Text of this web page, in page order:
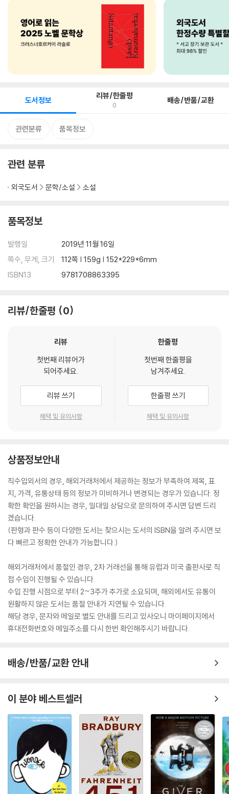
도서정보 리뷰/한줄평
0 배송/반품/교환
관련분류 품목정보
관련 분류
외국도서 문학/소설 소설
품목정보
발행일
2019년 11월 16일
쪽수, 무게, 크기
112쪽 | 159g | 152*229*6mm
ISBN13
9781708863395
리뷰/한줄평 0
리뷰
첫번째 리뷰어가
되어주세요.
리뷰 쓰기
혜택 및 유의사항
한줄평
첫번째 한줄평을
남겨주세요.
한줄평 쓰기
혜택 및 유의사항
상품정보안내
직수입외서의 경우, 해외거래처에서 제공하는 정보가 부족하여 제목, 표
지, 가격, 유통상태 등의 정보가 미비하거나 변경되는 경우가 있습니다. 정
확한 확인을 원하시는 경우, 일대일 상담으로 문의하여 주시면 답변 드리
겠습니다.
(판형과 판수 등이 다양한 도서는 찾으시는 도서의 ISBN을 알려 주시면 보
다 빠르고 정확한 안내가 가능합니다.)
해외거래처에서 품절인 경우, 2차 거래선을 통해 유럽과 미국 출판사로 직
접 수입이 진행될 수 있습니다.
수입 진행 시점으로 부터 2~3주가 추가로 소요되며, 해외에서도 유통이
원활하지 않은 도서는 품절 안내가 지연될 수 있습니다.
해당 경우, 문자와 메일로 별도 안내를 드리고 있사오니 마이페이지에서
휴대전화번호와 메일주소를 다시 한번 확인해주시기 바랍니다.
배송/반품/교환 안내
이 분야 베스트셀러